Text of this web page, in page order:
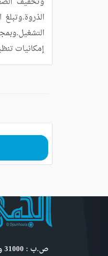
إمكانيات
ص.ب : 31000 وهران